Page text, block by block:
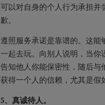
可以对自身的个人行为承担并
歉。
遵照服务承诺是靠谱的。这能
一起去玩。向别人说明，当
告知他人你能保密性，随后与
获得一个人的信赖，尤其是假
5、真诚待人。